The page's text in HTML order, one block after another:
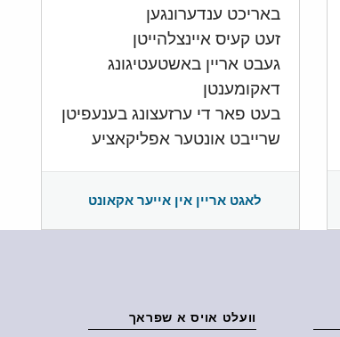
באריכט ענדערונגען
זעט קעיס איינצלהייטן
געבט אריין באשטעטיגונג
דאקומענטן
בעט פאר די ערזעצונג בענעפיטן
שרייבט אונטער אפליקאציע
לאגט אריין אין אייער אקאונט
וועלט אויס א שפראך